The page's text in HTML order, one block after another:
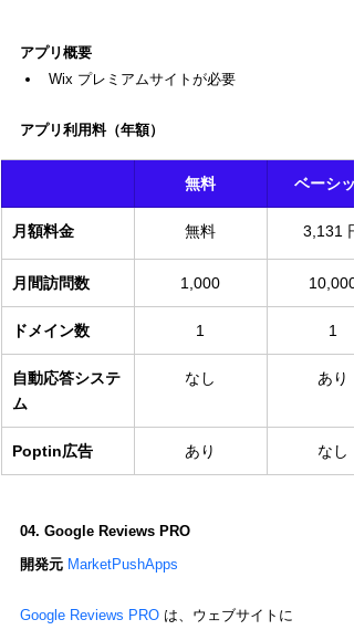
アプリ概要
Wix プレミアムサイトが必要
アプリ利用料（年額）
無料 ベーシッ
月額料金 無料 3,131 円
月間訪問数 1,000 10,000
ドメイン数 1 1
自動応答システ
ム
なし あり
Poptin広告 あり なし
04. Google Reviews PRO
開発元 MarketPushApps
Google Reviews PRO は、ウェブサイトに